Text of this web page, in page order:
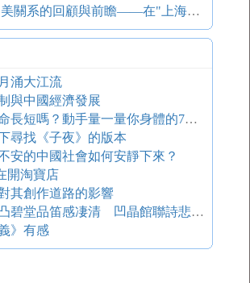
李慎之文集 中美關系的回顧與前瞻——在"上海公報"簽訂25周年紀念會上的講話
涌大江流
與中國經濟發展
想知道自己壽命長短嗎？動手量一量你身體的7個部位
尋找《子夜》的版本
安的中國社會如何安靜下來？
開淘寶店
其創作道路的影響
第七十六回 凸碧堂品笛感凄清 凹晶館聯詩悲寂寞
》有感